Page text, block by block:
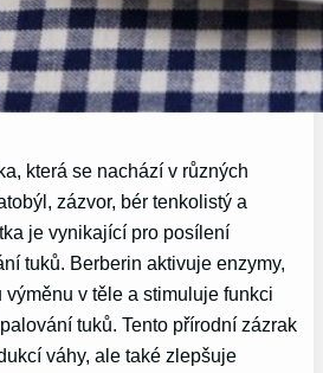
která se nachází v různých
zázvor, bér tenkolistý a
je vynikající pro posílení
tuků. Berberin aktivuje enzymy,
v těle a stimuluje funkci
tuků. Tento přírodní zázrak
váhy, ale také zlepšuje